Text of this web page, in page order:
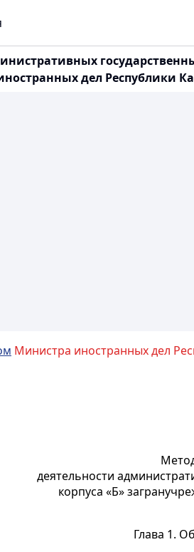
дел Республики
Министра иностранных дел
деятельности
корпуса «Б»
Глава 1.